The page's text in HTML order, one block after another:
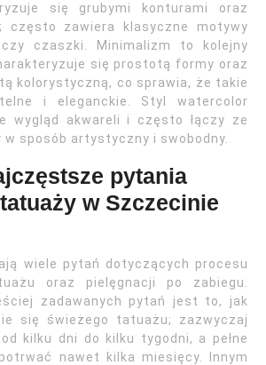
się grubymi konturami oraz
często zawiera klasyczne motywy
czaszki. Minimalizm to kolejny
się prostotą formy oraz
kolorystyczną, co sprawia, że takie
i eleganckie. Styl watercolor
wygląd akwareli i często łączy ze
w sposób artystyczny i swobodny.
pytania
w Szczecinie
wiele pytań dotyczących procesu
oraz pielęgnacji po zabiegu.
zadawanych pytań jest to, jak
się świeżego tatuażu; zazwyczaj
kilku dni do kilku tygodni, a pełne
nawet kilka miesięcy. Innym